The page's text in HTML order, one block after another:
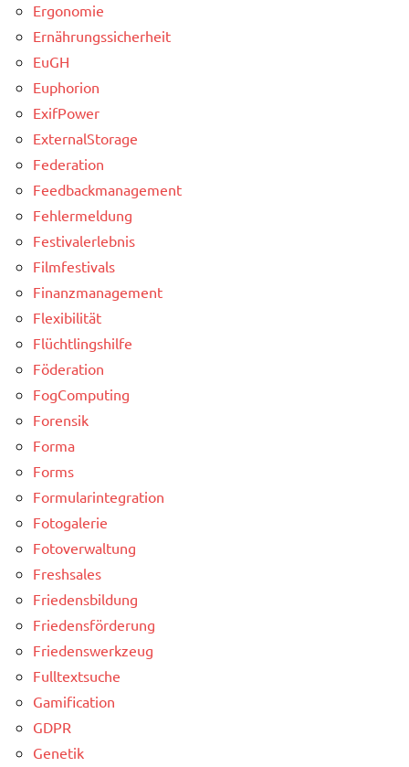
Ergonomie
Ernährungssicherheit
EuGH
Euphorion
ExifPower
ExternalStorage
Federation
Feedbackmanagement
Fehlermeldung
Festivalerlebnis
Filmfestivals
Finanzmanagement
Flexibilität
Flüchtlingshilfe
Föderation
FogComputing
Forensik
Forma
Forms
Formularintegration
Fotogalerie
Fotoverwaltung
Freshsales
Friedensbildung
Friedensförderung
Friedenswerkzeug
Fulltextsuche
Gamification
GDPR
Genetik